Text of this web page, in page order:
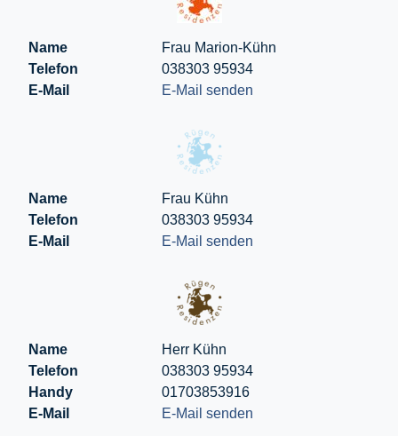
Name
Frau Marion-Kühn
Telefon
038303 95934
E-Mail
E-Mail senden
Name
Frau Kühn
Telefon
038303 95934
E-Mail
E-Mail senden
Name
Herr Kühn
Telefon
038303 95934
Handy
01703853916
E-Mail
E-Mail senden